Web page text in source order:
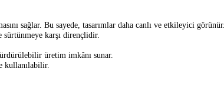
sağlar. Bu sayede, tasarımlar daha canlı ve etkileyici görünür.
sürtünmeye karşı dirençlidir.
üretim imkânı sunar.
kullanılabilir.